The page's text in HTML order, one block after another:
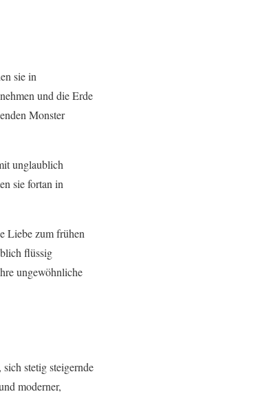
sie in
und die Erde
Monster
unglaublich
sie fortan in
Liebe zum frühen
flüssig
ungewöhnliche
stetig steigernde
moderner,